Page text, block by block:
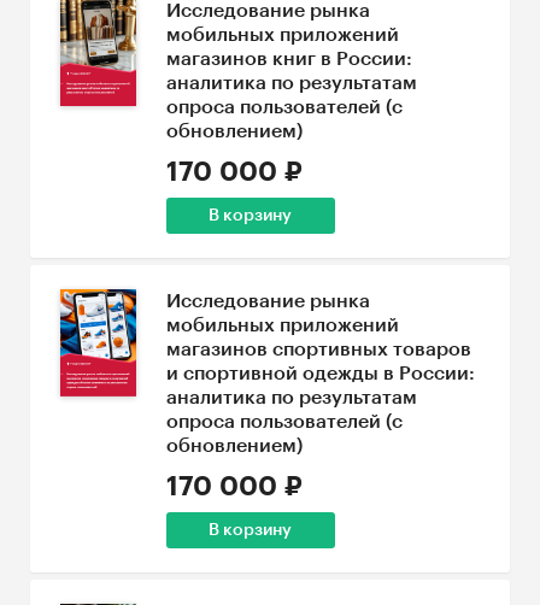
Исследование рынка
мобильных приложений
магазинов книг в России:
аналитика по результатам
опроса пользователей (с
обновлением)
170 000 ₽
В корзину
Исследование рынка
мобильных приложений
магазинов спортивных товаров
и спортивной одежды в России:
аналитика по результатам
опроса пользователей (с
обновлением)
170 000 ₽
В корзину